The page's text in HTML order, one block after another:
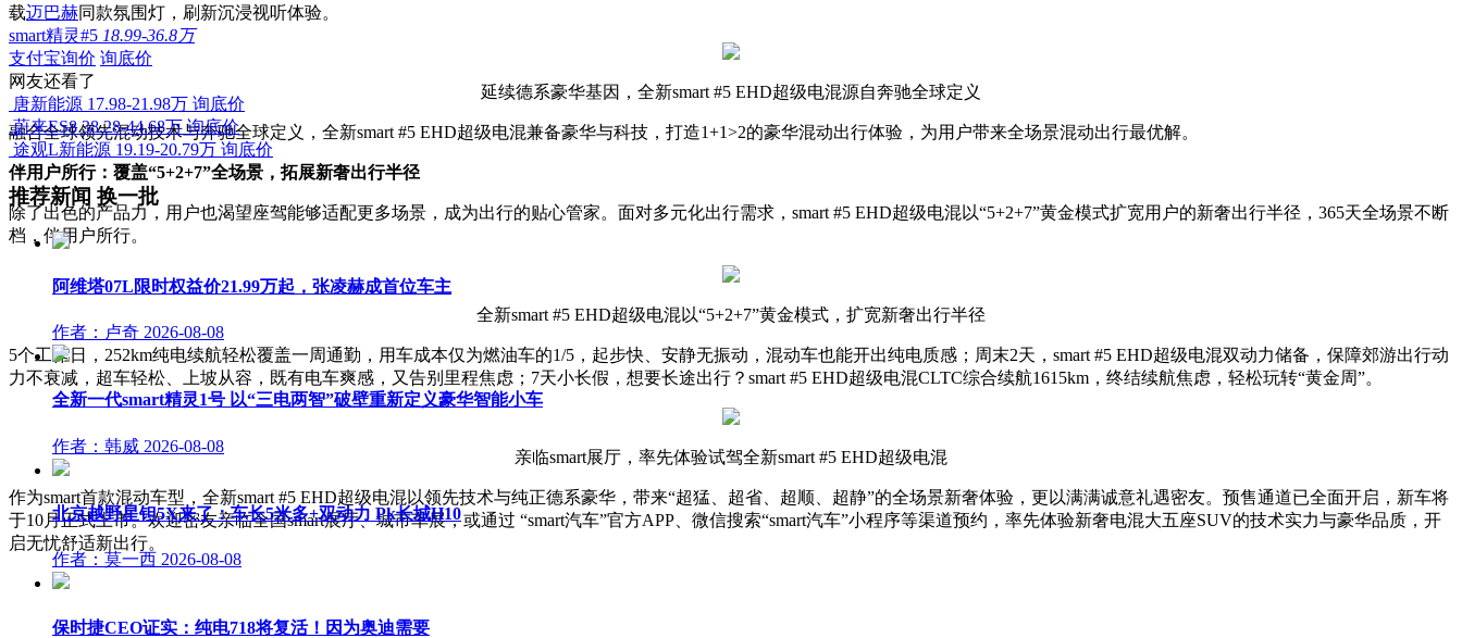
载迈巴赫同款氛围灯，刷新沉浸视听体验。
延续德系豪华基因，全新smart #5 EHD超级电混源自奔驰全球定义
融合全球领先混动技术与奔驰全球定义，全新smart #5 EHD超级电混兼备豪华与科技，打造1+1>2的豪华混动出行体验，为用户带来全场景混动出行最优解。
伴用户所行：覆盖“5+2+7”全场景，拓展新奢出行半径
除了出色的产品力，用户也渴望座驾能够适配更多场景，成为出行的贴心管家。面对多元化出行需求，smart #5 EHD超级电混以“5+2+7”黄金模式扩宽用户的新奢出行半径，365天全场景不断
档，伴用户所行。
全新smart #5 EHD超级电混以“5+2+7”黄金模式，扩宽新奢出行半径
5个工作日，252km纯电续航轻松覆盖一周通勤，用车成本仅为燃油车的1/5，起步快、安静无振动，混动车也能开出纯电质感；周末2天，smart #5 EHD超级电混双动力储备，保障郊游出行动
力不衰减，超车轻松、上坡从容，既有电车爽感，又告别里程焦虑；7天小长假，想要长途出行？smart #5 EHD超级电混CLTC综合续航1615km，终结续航焦虑，轻松玩转“黄金周”。
亲临smart展厅，率先体验试驾全新smart #5 EHD超级电混
作为smart首款混动车型，全新smart #5 EHD超级电混以领先技术与纯正德系豪华，带来“超猛、超省、超顺、超静”的全场景新奢体验，更以满满诚意礼遇密友。预售通道已全面开启，新车将
于10月正式上市。欢迎密友亲临全国smart展厅、城市车展，或通过 “smart汽车”官方APP、微信搜索“smart汽车”小程序等渠道预约，率先体验新奢电混大五座SUV的技术实力与豪华品质，开
启无忧舒适新出行。
smart精灵#5 18.99-36.8万
支付宝询价 询底价
网友还看了
唐新能源 17.98-21.98万 询底价
蔚来ES8 38.28-44.68万 询底价
途观L新能源 19.19-20.79万 询底价
推荐新闻 换一批
阿维塔07L限时权益价21.99万起，张凌赫成首位车主
作者：卢奇 2026-08-08
全新一代smart精灵1号 以“三电两智”破壁重新定义豪华智能小车
作者：韩威 2026-08-08
北京越野星钽5X来了：车长5米多+双动力 Pk长城H10
作者：莫一西 2026-08-08
保时捷CEO证实：纯电718将复活！因为奥迪需要